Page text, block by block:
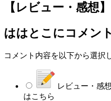
【レビュー・感想】
ははとこ にコメン
コメント内容を以下から選択
レビュー・感
はこちら